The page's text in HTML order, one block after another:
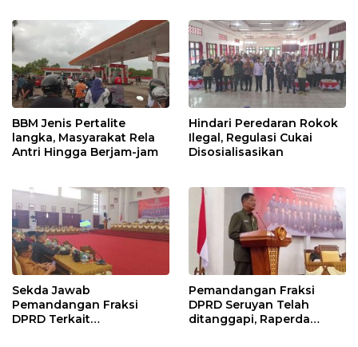
BBM Jenis Pertalite
langka, Masyarakat Rela
Antri Hingga Berjam-jam
Hindari Peredaran Rokok
Ilegal, Regulasi Cukai
Disosialisasikan
Sekda Jawab
Pemandangan Fraksi
DPRD Terkait
Pemandangan Fraksi
DPRD Seruyan Telah
ditanggapi, Raperda